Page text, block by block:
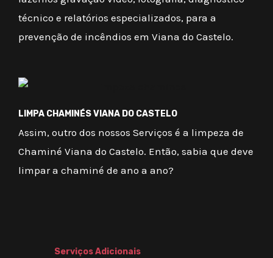
técnico e relatórios especializados, para a
prevenção de incêndios em Viana do Castelo.
LIMPA CHAMINÉS VIANA DO CASTELO
Assim, outro dos nossos Serviços é a limpeza de
Chaminé Viana do Castelo. Então, sabia que deve
limpar a chaminé de ano a ano?
Serviços Adicionais